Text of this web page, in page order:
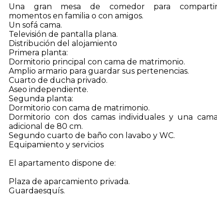
Una gran mesa de comedor para
momentos en familia o con amigos.
Un sofá cama.
Televisión de pantalla plana.
Distribución del alojamiento
Primera planta:
Dormitorio principal con cama de matrimonio.
Amplio armario para guardar sus pertenencias.
Cuarto de ducha privado.
Aseo independiente.
Segunda planta:
Dormitorio con cama de matrimonio.
Dormitorio con dos camas individuales y una
adicional de 80 cm.
Segundo cuarto de baño con lavabo y WC.
Equipamiento y servicios
El apartamento dispone de:
Plaza de aparcamiento privada.
Guardaesquís.